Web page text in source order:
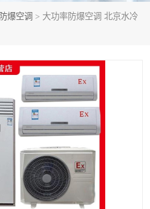
防爆空调 > 大功率防爆空调 北京水冷
防爆监视显示器